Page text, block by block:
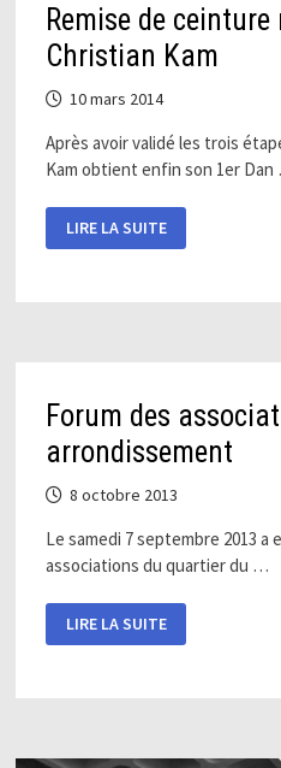
Remise de
Christian Kam
10 mars 2014
Après avoir validé les trois
Kam obtient enfin son 1er
REMISE
DE
CEINTURE
LIRE LA SUITE
Forum des
arrondissement
8 octobre 2013
Le samedi 7 septembre 2013 a
associations du quartier du …
FORUM
DES
ASSOCIATIONS
LIRE LA SUITE